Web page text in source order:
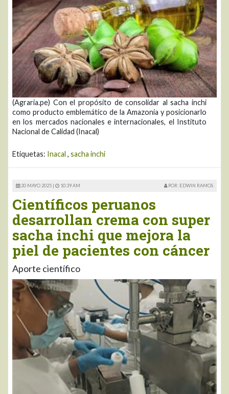
(Agraria.pe) Con el propósito de consolidar al sacha inchi
como producto emblemático de la Amazonía y posicionarlo
en los mercados nacionales e internacionales, el Instituto
Nacional de Calidad (Inacal)
Etiquetas: Inacal , sacha inchi
20 MAYO 2025 | 10:39 AM POR: EDWIN RAMOS
Científicos peruanos
desarrollan crema con super
sacha inchi que mejora la
piel de pacientes con cáncer
Aporte científico